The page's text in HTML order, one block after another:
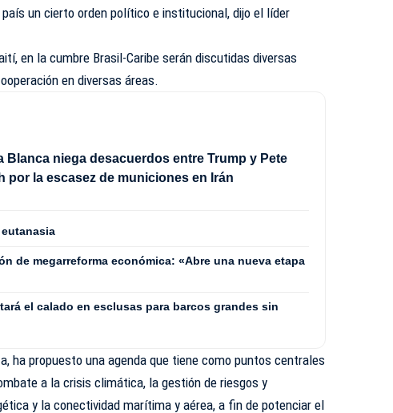
un cierto orden político e institucional, dijo el líder
en la cumbre Brasil-Caribe serán discutidas diversas
en diversas áreas.
Blanca niega desacuerdos entre Trump y Pete
por la escasez de municiones en Irán
de megarreforma económica: «Abre una nueva etapa
el calado en esclusas para barcos grandes sin
ha propuesto una agenda que tiene como puntos centrales
a la crisis climática, la gestión de riesgos y
y la conectividad marítima y aérea, a fin de potenciar el